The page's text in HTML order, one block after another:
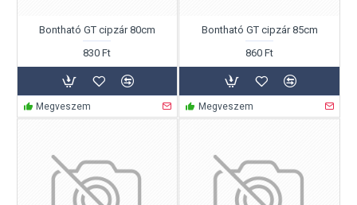
Bontható GT cipzár 80cm
830 Ft
Megveszem
Bontható GT cipzár 85cm
860 Ft
Megveszem